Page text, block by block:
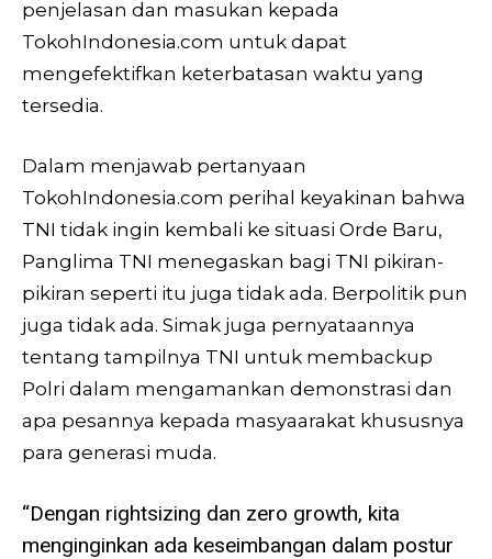
penjelasan dan masukan kepada
TokohIndonesia.com untuk dapat
mengefektifkan keterbatasan waktu yang
tersedia.
Dalam menjawab pertanyaan
TokohIndonesia.com perihal keyakinan bahwa
TNI tidak ingin kembali ke situasi Orde Baru,
Panglima TNI menegaskan bagi TNI pikiran-
pikiran seperti itu juga tidak ada. Berpolitik pun
juga tidak ada. Simak juga pernyataannya
tentang tampilnya TNI untuk membackup
Polri dalam mengamankan demonstrasi dan
apa pesannya kepada masyaarakat khususnya
para generasi muda.
“Dengan rightsizing dan zero growth, kita
menginginkan ada keseimbangan dalam postur